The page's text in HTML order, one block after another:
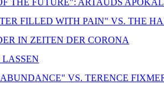
THE FUTURE": ARTAUDS
FILLED WITH PAIN" VS. THE
IN ZEITEN DER CORONA
VS. TERENCE